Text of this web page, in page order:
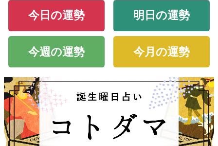
今日の運勢 明日の運勢
今週の運勢 今月の運勢